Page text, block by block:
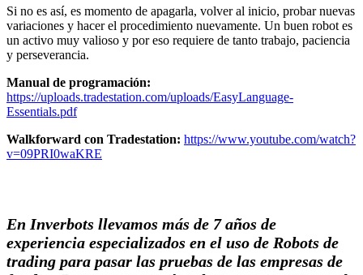
Si no es así, es momento de apagarla, volver al inicio, probar nuevas
variaciones y hacer el procedimiento nuevamente. Un buen robot es
un activo muy valioso y por eso requiere de tanto trabajo, paciencia
y perseverancia.
Manual de programación:
https://uploads.tradestation.com/uploads/EasyLanguage-
Essentials.pdf
Walkforward con Tradestation: https://www.youtube.com/watch?
v=09PRI0waKRE
En Inverbots llevamos más de 7 años de
experiencia especializados en el uso de Robots de
trading para pasar las pruebas de las empresas de